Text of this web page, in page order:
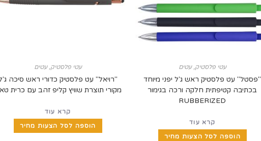
עטי פלסטיק,עטים
"פסטל" עט פלסטיק ראש ג'ל יפני מיוחד
בכתיבה קטיפתית חלקה ורכה בגימור
RUBBERIZED
קרא עוד
הוספה לסל הצעות מחיר
עטי פלסטיק,עטים
"רויאל" עט פלסטיק כדורי ראש סיכה
מקורי תוצרת שוויץ קליפ זהב עם כרית
קרא עוד
הוספה לסל הצעות מחיר